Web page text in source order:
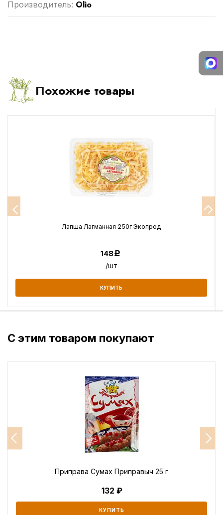
Производитель: Olio
Похожие товары
Лапша Лагманная 250г Экопрод
148Р
/шт
КУПИТЬ
С этим товаром покупают
Приправа Сумах Приправыч 25 г
132
КУПИТЬ